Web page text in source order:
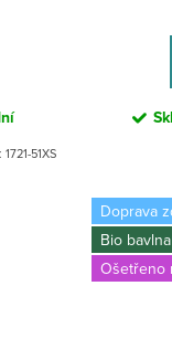
1721-51XS
Doprava
Bio bavlna
Ošetřeno